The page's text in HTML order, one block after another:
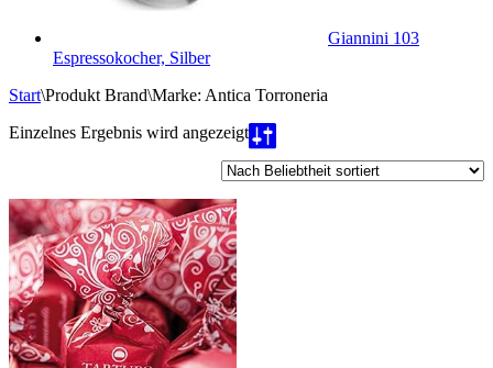
Giannini 103
Espressokocher, Silber
Start\Produkt Brand\Marke: Antica Torroneria
Einzelnes Ergebnis wird angezeigt